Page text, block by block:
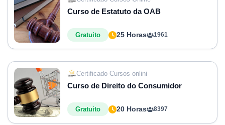
Curso de Estatuto da OAB
25 Horas
Gratuito 1961
Certificado Cursos onlini
Curso de Direito do Consumidor
20 Horas
Gratuito 8397